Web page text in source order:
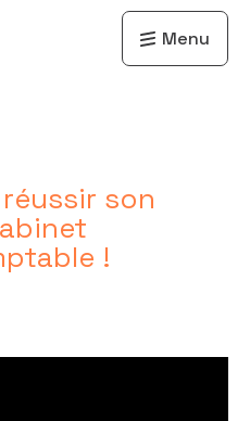
Menu
son
!